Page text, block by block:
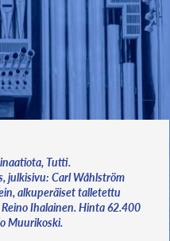
Tutti.
julkisivu: Carl Wåhlström
alkuperäiset talletettu
Ihalainen. Hinta 62.400
Muurikoski.